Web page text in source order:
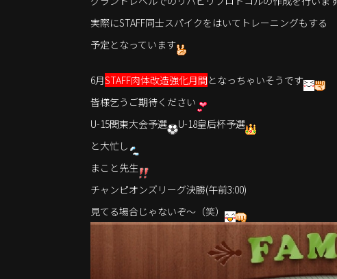
実際にSTAFF同士スパイクをはいてトレーニングもする
予定となっています
6月STAFF肉体改造強化月間 となっちゃいそうです
皆様乞うご期待ください
U-15関東大会予選
U-18皇后杯予選
と大忙し
まこと先生
チャンピオンズリーグ決勝(午前3:00)
見てる場合じゃないぞ～（笑）